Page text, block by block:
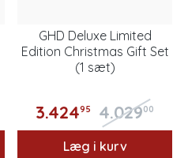
GHD Deluxe Limited
Edition Christmas Gift Set
(1 sæt)
3.42495 4.02900
Læg i kurv